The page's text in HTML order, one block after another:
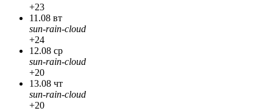
+23
11.08 вт
sun-rain-cloud
+24
12.08 ср
sun-rain-cloud
+20
13.08 чт
sun-rain-cloud
+20